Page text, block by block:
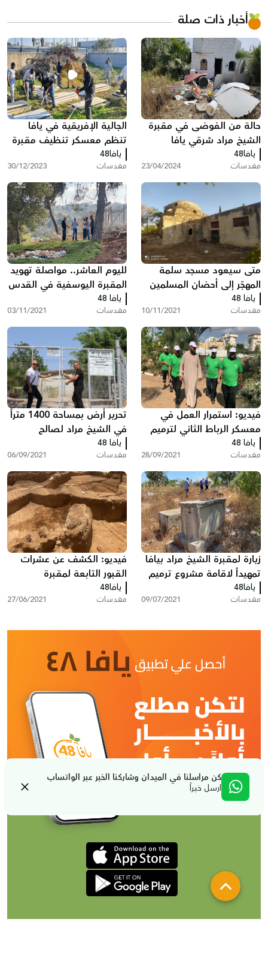
كن مراسلنا في الميدان وشاركنا الخبر عبر الواتساب
ارسل خبراً
أخبار ذات صلة
حالة من الفوضى في مقبرة
الشيخ مراد شرقي يافا
يافا48
مقدسات 23/04/2024
الجالية الإفريقية في يافا
تنظم معسكر تنظيف مقبرة
المدينة طاسو
يافا48
مقدسات 30/12/2023
متى سيعود مسجد سلمة
المهجّر إلى أحضان المسلمين
بيافا ؟!
يافا 48
مقدسات 10/11/2021
لليوم العاشر.. مواصلة تهويد
المقبرة اليوسفية في القدس
يافا 48
مقدسات 03/11/2021
فيديو: استمرار العمل في
معسكر الرباط الثاني لترميم
وصيانة المقدسات باللد
يافا 48
مقدسات 28/09/2021
تحرير أرض بمساحة 1400 متراً
في الشيخ مراد لصالح
المسلمين بيافا
يافا 48
مقدسات 06/09/2021
زيارة لمقبرة الشيخ مراد بيافا
تمهيداً لاقامة مشروع ترميم
فيها
يافا48
مقدسات 09/07/2021
فيديو: الكشف عن عشرات
القبور التابعة لمقبرة
الاسعاف بيافا
يافا48
مقدسات 27/06/2021